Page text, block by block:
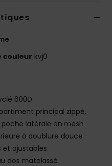
couleur kvj0
600D
principal zippé,
latérale en mesh
à doublure douce
et ajustables
dos matelassé